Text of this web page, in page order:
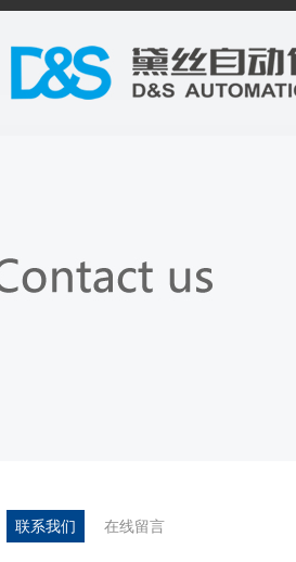
联系我们 在线留言